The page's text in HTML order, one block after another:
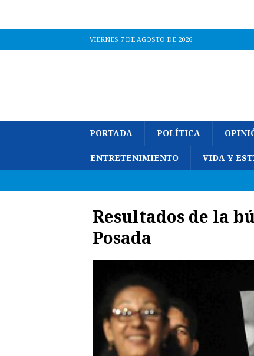
VIERNES 7 DE AGOSTO DE 2026
PORTADA POLÍTICA
ENTRETENIMIENTO VIDA Y
Resultados de la
Posada